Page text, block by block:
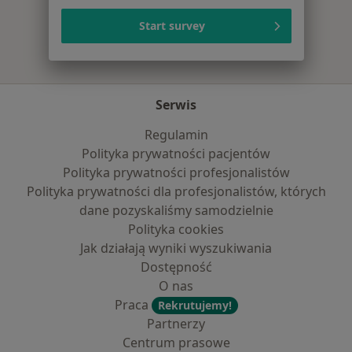
Serwis
Regulamin
Polityka prywatności pacjentów
Polityka prywatności profesjonalistów
Polityka prywatności dla profesjonalistów, których
dane pozyskaliśmy samodzielnie
Polityka cookies
Jak działają wyniki wyszukiwania
Dostępność
O nas
Praca
Rekrutujemy!
Partnerzy
Centrum prasowe
Start survey